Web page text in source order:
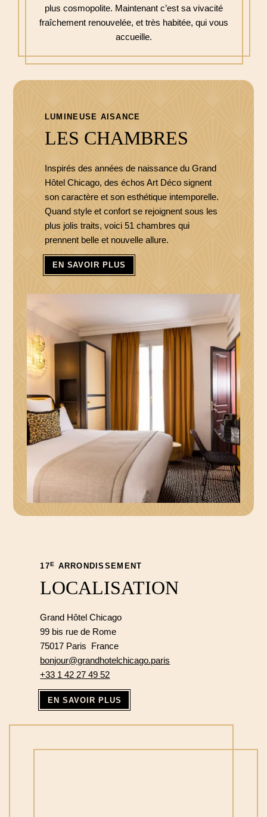
plus cosmopolite. Maintenant c’est sa vivacité
fraîchement renouvelée, et très habitée, qui vous
accueille.
LUMINEUSE AISANCE
LES CHAMBRES
Inspirés des années de naissance du Grand
Hôtel Chicago, des échos Art Déco signent
son caractère et son esthétique intemporelle.
Quand style et confort se rejoignent sous les
plus jolis traits, voici 51 chambres qui
prennent belle et nouvelle allure.
EN SAVOIR PLUS
17E ARRONDISSEMENT
LOCALISATION
Grand Hôtel Chicago
99 bis rue de Rome
75017 Paris France
bonjour@grandhotelchicago.paris
+33 1 42 27 49 52
EN SAVOIR PLUS